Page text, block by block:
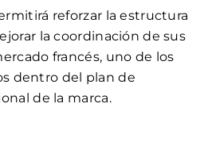
reforzar la estructura
la coordinación de sus
francés, uno de los
dentro del plan de
de la marca.